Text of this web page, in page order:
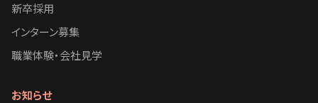
新卒採用
インターン募集
職業体験・会社見学
お知らせ